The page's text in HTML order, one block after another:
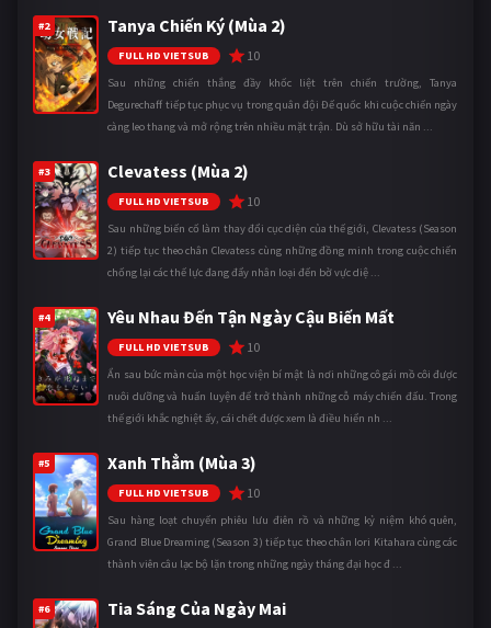
#2 Tanya Chiến Ký (Mùa 2)
FULL HD VIETSUB 10
Sau những chiến thắng đầy khốc liệt trên chiến trường, Tanya
Degurechaff tiếp tục phục vụ trong quân đội Đế quốc khi cuộc chiến ngày
càng leo thang và mở rộng trên nhiều mặt trận. Dù sở hữu tài năn ...
#3 Clevatess (Mùa 2)
FULL HD VIETSUB 10
Sau những biến cố làm thay đổi cục diện của thế giới, Clevatess (Season
2) tiếp tục theo chân Clevatess cùng những đồng minh trong cuộc chiến
chống lại các thế lực đang đẩy nhân loại đến bờ vực diệ ...
#4 Yêu Nhau Đến Tận Ngày Cậu Biến Mất
FULL HD VIETSUB 10
Ẩn sau bức màn của một học viện bí mật là nơi những cô gái mồ côi được
nuôi dưỡng và huấn luyện để trở thành những cỗ máy chiến đấu. Trong
thế giới khắc nghiệt ấy, cái chết được xem là điều hiển nh ...
#5 Xanh Thẳm (Mùa 3)
FULL HD VIETSUB 10
Sau hàng loạt chuyến phiêu lưu điên rồ và những kỷ niệm khó quên,
Grand Blue Dreaming (Season 3) tiếp tục theo chân Iori Kitahara cùng các
thành viên câu lạc bộ lặn trong những ngày tháng đại học đ ...
#6 Tia Sáng Của Ngày Mai